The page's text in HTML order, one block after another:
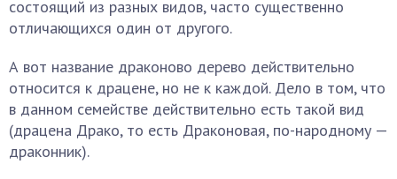
состоящий из разных видов, часто существенно
отличающихся один от другого.
А вот название драконово дерево действительно
относится к драцене, но не к каждой. Дело в том, что
в данном семействе действительно есть такой вид
(драцена Драко, то есть Драконовая, по-народному —
драконник).